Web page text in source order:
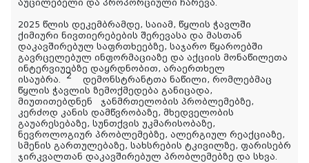
აუცილებელი და პროპორციული ჩარევა.
2025 წლის დეკემბრამდე, საიამ, წყლის ჭავლში
ქიმიური ნივთიერებების შერევასა და მასთან
დაკავშირებულ საფრთხეებზე, საჯარო წყაროებში
გავრცელებულ ინფორმაციაზე და აქციის მონაწილეთა
ინტერვიუებზე დაყრდნობით, არაერთხელ
ისაუბრა.2
დემონსტრანტთა ნაწილი, რომლებმაც
წყლის ჭავლის ზემოქმედება განიცადა,
მიუთითებდნენ ჯანმრთელობის პრობლემებზე,
კერძოდ კანის დამწვრობაზე, მხედველობის
გაუარესებაზე, სუნთქვის უკმარისობაზე,
ნევროლოგიურ პრობლემებზე, ალერგიულ რეაქციაზე,
სმენის გართულებაზე, სახსრების ტკივილზე, ფარისებრ
ჯირკვალთან დაკავშირებულ პრობლემებზე და სხვა.